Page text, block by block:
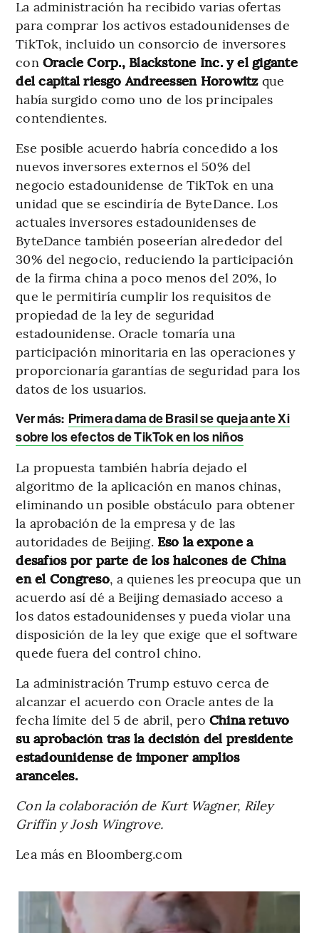
La administración ha recibido varias ofertas
para comprar los activos estadounidenses de
TikTok, incluido un consorcio de inversores
con Oracle Corp., Blackstone Inc. y el gigante
del capital riesgo Andreessen Horowitzque
había surgido como uno de los principales
contendientes.
Ese posible acuerdo habría concedido a los
nuevos inversores externos el 50% del
negocio estadounidense de TikTok en una
unidad que se escindiría de ByteDance. Los
actuales inversores estadounidenses de
ByteDance también poseerían alrededor del
30% del negocio, reduciendo la participación
de la firma china a poco menos del 20%, lo
que le permitiría cumplir los requisitos de
propiedad de la ley de seguridad
estadounidense. Oracle tomaría una
participación minoritaria en las operaciones y
proporcionaría garantías de seguridad para los
datos de los usuarios.
Ver más: Primera dama de Brasil se queja ante Xi
sobre los efectos de TikTok en los niños
La propuesta también habría dejado el
algoritmo de la aplicación en manos chinas,
eliminando un posible obstáculo para obtener
la aprobación de la empresa y de las
autoridades de Beijing. Eso la expone a
desafíos por parte de los halcones de China
en el Congreso, a quienes les preocupa que un
acuerdo así dé a Beijing demasiado acceso a
los datos estadounidenses y pueda violar una
disposición de la ley que exige que el software
quede fuera del control chino.
La administración Trump estuvo cerca de
alcanzar el acuerdo con Oracle antes de la
fecha límite del 5 de abril, pero China retuvo
su aprobación tras la decisión del presidente
estadounidense de imponer amplios
aranceles.
Con la colaboración de Kurt Wagner, Riley
Griffin y Josh Wingrove.
Lea más en Bloomberg.com